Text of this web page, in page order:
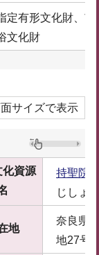
定有形文化財、
文化財
サイズで表示
化資源
持聖院
じしょ
地
奈良県
地27号